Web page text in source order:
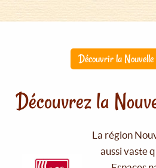
Découvrir la
Découvrez la
La région
aussi vaste